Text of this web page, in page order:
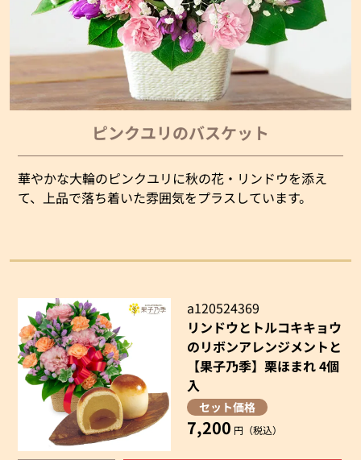
ピンクユリのバスケット
華やかな大輪のピンクユリに秋の花・リンドウを添え
て、上品で落ち着いた雰囲気をプラスしています。
a120524369
リンドウとトルコキキョウ
のリボンアレンジメントと
【果子乃季】栗ほまれ 4個
入
セット価格
7,200 円（税込）